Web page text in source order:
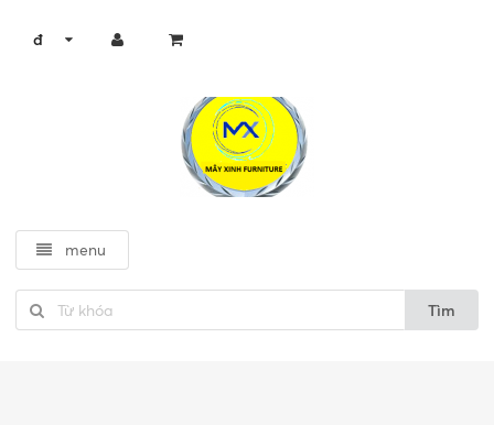
đ
menu
Tìm